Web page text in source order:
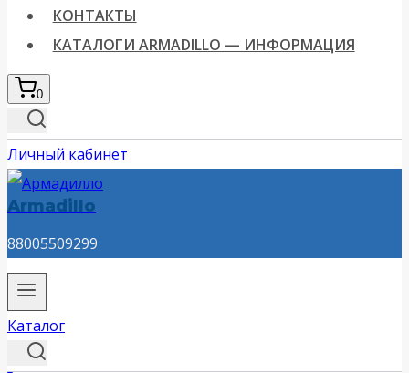
КОНТАКТЫ
КАТАЛОГИ ARMADILLO — ИНФОРМАЦИЯ
0
Личный кабинет
Armadillo
88005509299
Каталог